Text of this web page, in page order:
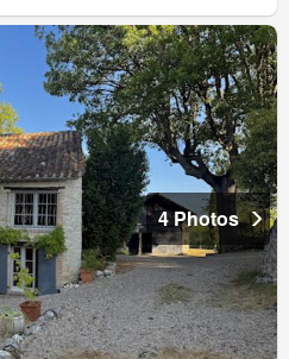
4 Photos